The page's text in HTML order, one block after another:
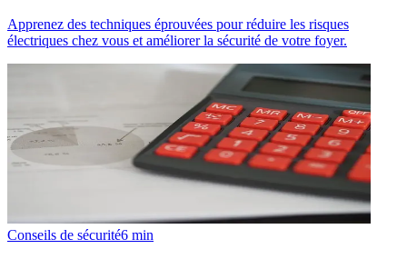
Apprenez des techniques éprouvées pour réduire les risques
électriques chez vous et améliorer la sécurité de votre foyer.
Conseils de sécurité6 min